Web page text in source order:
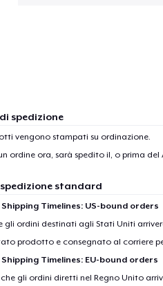
spedizione
vengono stampati su ordinazione.
ordine ora, sarà spedito il, o prima del
standard
Timelines: US-bound orders
gli ordini destinati agli Stati Uniti
prodotto e consegnato al corriere
Timelines: EU-bound orders
che gli ordini diretti nel Regno Unito